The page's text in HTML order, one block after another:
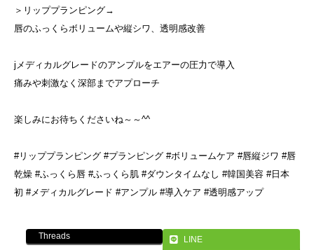
＞リッププランピング→
唇のふっくらボリュームや縦シワ、透明感改善
jメディカルグレードのアンプルをエアーの圧力で導入
痛みや刺激なく深部までアプローチ
楽しみにお待ちくださいね～～^^
#リッププランピング #プランピング #ボリュームケア #唇縦ジワ #唇
乾燥 #ふっくら唇 #ふっくら肌 #ダウンタイムなし #韓国美容 #日本
初 #メディカルグレード #アンプル #導入ケア #透明感アップ
Threads LINE